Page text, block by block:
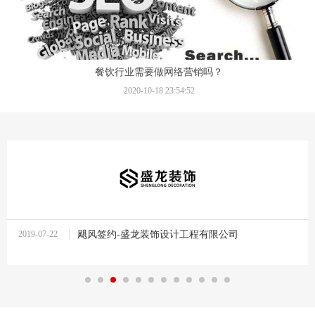
餐饮行业需要做网络营销吗？
2020-10-18 23:54:52
2019-07-22
飓风签约-盛龙装饰设计工程有限公司